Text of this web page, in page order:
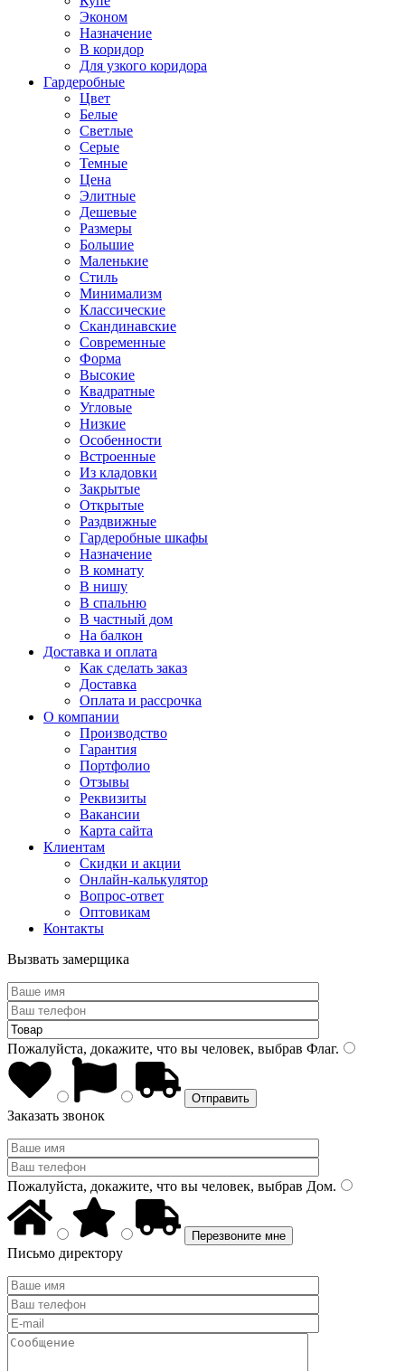
Эконом
Назначение
В коридор
Для узкого коридора
Гардеробные
Цвет
Белые
Светлые
Серые
Темные
Цена
Элитные
Дешевые
Размеры
Большие
Маленькие
Стиль
Минимализм
Классические
Скандинавские
Современные
Форма
Высокие
Квадратные
Угловые
Низкие
Особенности
Встроенные
Из кладовки
Закрытые
Открытые
Раздвижные
Гардеробные шкафы
Назначение
В комнату
В нишу
В спальню
В частный дом
На балкон
Доставка и оплата
Как сделать заказ
Доставка
Оплата и рассрочка
О компании
Производство
Гарантия
Портфолио
Отзывы
Реквизиты
Вакансии
Карта сайта
Клиентам
Скидки и акции
Онлайн-калькулятор
Вопрос-ответ
Оптовикам
Контакты
Вызвать замерщика
Пожалуйста, докажите, что вы человек, выбрав Флаг.
Заказать звонок
Пожалуйста, докажите, что вы человек, выбрав Дом.
Письмо директору